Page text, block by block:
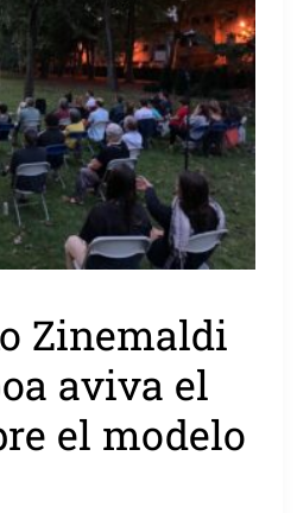
Zinemaldi
aviva el
el modelo